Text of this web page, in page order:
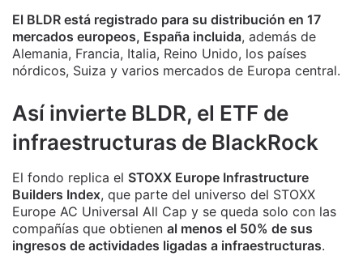
El BLDR está registrado para su distribución en 17
mercados europeos, España incluida, además de
Alemania, Francia, Italia, Reino Unido, los países
nórdicos, Suiza y varios mercados de Europa central.
Así invierte BLDR, el ETF de
infraestructuras de BlackRock
El fondo replica el STOXX Europe Infrastructure
Builders Index, que parte del universo del STOXX
Europe AC Universal All Cap y se queda solo con las
compañías que obtienen al menos el 50% de sus
ingresos de actividades ligadas a infraestructuras.